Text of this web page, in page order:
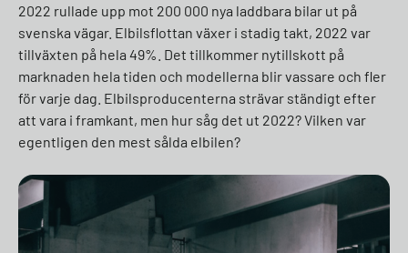
2022 rullade upp mot 200 000 nya laddbara bilar ut på
svenska vägar. Elbilsflottan växer i stadig takt, 2022 var
tillväxten på hela 49%. Det tillkommer nytillskott på
marknaden hela tiden och modellerna blir vassare och fler
för varje dag. Elbilsproducenterna strävar ständigt efter
att vara i framkant, men hur såg det ut 2022? Vilken var
egentligen den mest sålda elbilen?